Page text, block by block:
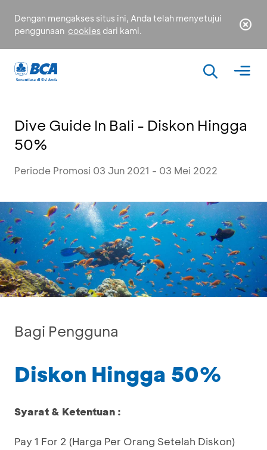
Dengan mengakses situs ini, Anda telah menyetujui
penggunaan cookies dari kami.
Dive Guide In Bali - Diskon Hingga
50%
Periode Promosi 03 Jun 2021 - 03 Mei 2022
Bagi Pengguna
Diskon Hingga 50%
Syarat & Ketentuan :
Pay 1 For 2 (Harga Per Orang Setelah Diskon)